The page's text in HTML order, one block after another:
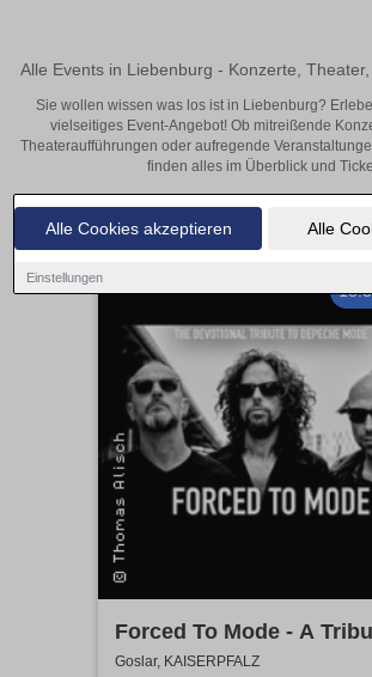
Alle Cookies akzeptieren Alle
Einstellungen
Alle Events in Liebenburg - Konzerte,
Sie wollen wissen was los ist in Liebenburg?
vielseitiges Event-Angebot! Ob mitreißende
Theateraufführungen oder aufregende
finden alles im Überblick und
Forced To Mode - A
To Depeche Mode
Goslar, KAISERPFALZ